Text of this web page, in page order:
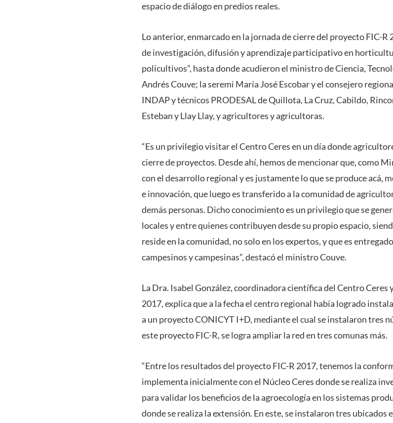
espacio de diálogo en predios reales.
Lo anterior, enmarcado en la jornada de cierre del proyecto FIC-R
de investigación, difusión y aprendizaje participativo en
policultivos”, hasta donde acudieron el ministro de Ciencia,
Andrés Couve; la seremi María José Escobar y el consejero
INDAP y técnicos PRODESAL de Quillota, La Cruz, Cabildo,
Esteban y Llay Llay, y agricultores y agricultoras.
“Es un privilegio visitar el Centro Ceres en un día donde
cierre de proyectos. Desde ahí, hemos de mencionar que, como
con el desarrollo regional y es justamente lo que se produce acá,
e innovación, que luego es transferido a la comunidad de
demás personas. Dicho conocimiento es un privilegio que se
locales y entre quienes contribuyen desde su propio espacio,
reside en la comunidad, no solo en los expertos, y que es
campesinos y campesinas”, destacó el ministro Couve.
La Dra. Isabel González, coordinadora científica del Centro
2017, explica que a la fecha el centro regional había logrado
a un proyecto CONICYT I+D, mediante el cual se instalaron tres
este proyecto FIC-R, se logra ampliar la red en tres comunas más.
“Entre los resultados del proyecto FIC-R 2017, tenemos la
implementa inicialmente con el Núcleo Ceres donde se realiza
para validar los beneficios de la agroecología en los sistemas
donde se realiza la extensión. En este, se instalaron tres ubicados